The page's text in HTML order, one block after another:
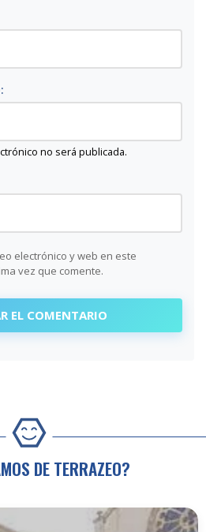
no será publicada.
electrónico y web en este
vez que comente.
DE TERRAZEO?